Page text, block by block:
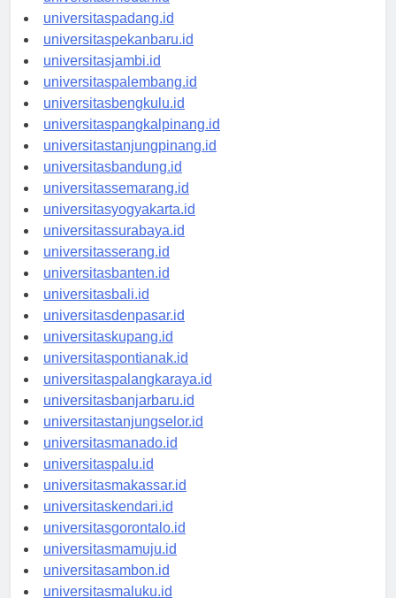
universitasmedan.id
universitaspadang.id
universitaspekanbaru.id
universitasjambi.id
universitaspalembang.id
universitasbengkulu.id
universitaspangkalpinang.id
universitastanjungpinang.id
universitasbandung.id
universitassemarang.id
universitasyogyakarta.id
universitassurabaya.id
universitasserang.id
universitasbanten.id
universitasbali.id
universitasdenpasar.id
universitaskupang.id
universitaspontianak.id
universitaspalangkaraya.id
universitasbanjarbaru.id
universitastanjungselor.id
universitasmanado.id
universitaspalu.id
universitasmakassar.id
universitaskendari.id
universitasgorontalo.id
universitasmamuju.id
universitasambon.id